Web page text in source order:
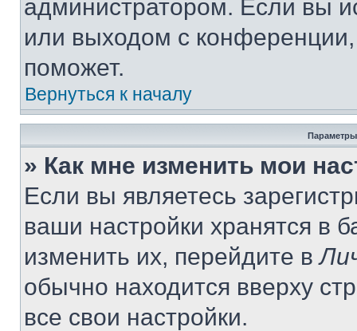
администратором. Если вы
или выходом с
поможет.
Вернуться к началу
Параметры
» Как мне изменить мои
Если вы являетесь
ваши настройки хранятся в
изменить их, перейдите в
обычно находится вверху
все свои настройки.